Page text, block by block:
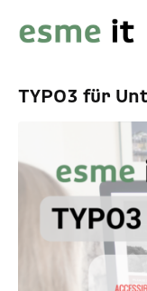
TYPO3 für